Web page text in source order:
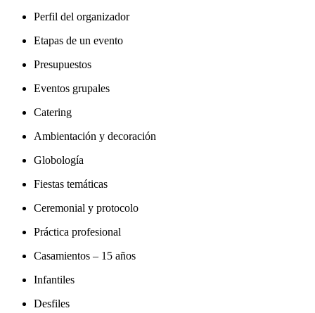
Perfil del organizador
Etapas de un evento
Presupuestos
Eventos grupales
Catering
Ambientación y decoración
Globología
Fiestas temáticas
Ceremonial y protocolo
Práctica profesional
Casamientos – 15 años
Infantiles
Desfiles